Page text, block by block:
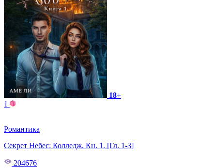
18+
1
Романтика
Секрет Небес: Колледж. Кн. 1. [Гл. 1-3]
204676